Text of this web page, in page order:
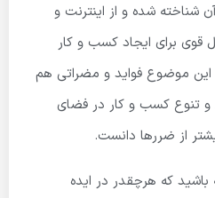
شناخته شده و از اینترنت و
برای ایجاد کسب و کار
این موضوع فواید و مضراتی هم
و تنوع کسب و کار در فضای
از ضررها دانست.
باشید که هرچقدر در ایده